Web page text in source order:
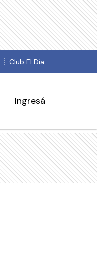
Club El Día
Ingresá